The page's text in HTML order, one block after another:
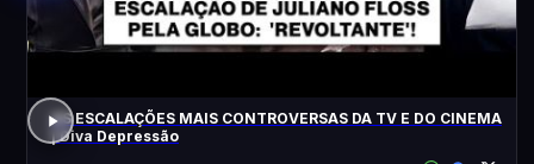
AS ESCALAÇÕES MAIS CONTROVERSAS DA TV E DO CINEMA
| Diva Depressão